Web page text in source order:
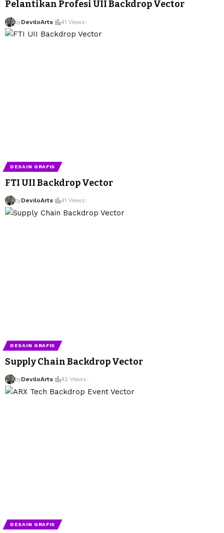
Pelantikan Profesi UII Backdrop Vector
byDeviloArts 41 Views
DESAIN GRAFIS
FTI UII Backdrop Vector
byDeviloArts 41 Views
DESAIN GRAFIS
Supply Chain Backdrop Vector
byDeviloArts 42 Views
DESAIN GRAFIS